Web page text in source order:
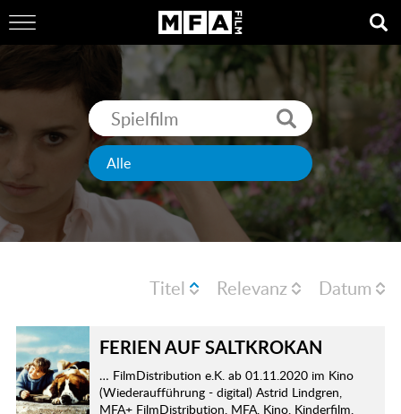
Titel Relevanz Datum
FERIEN AUF SALTKROKAN
… FilmDistribution e.K. ab 01.11.2020 im Kino
(Wiederaufführung - digital) Astrid Lindgren,
MFA+ FilmDistribution, MFA, Kino, Kinderfilm,